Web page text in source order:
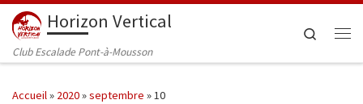
Passer au contenu
Horizon Vertical
Club Escalade Pont-à-Mousson
Search
Accueil» 2020»septembre »10